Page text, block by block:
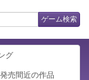
ゲーム検索
グ
発売間近の作品